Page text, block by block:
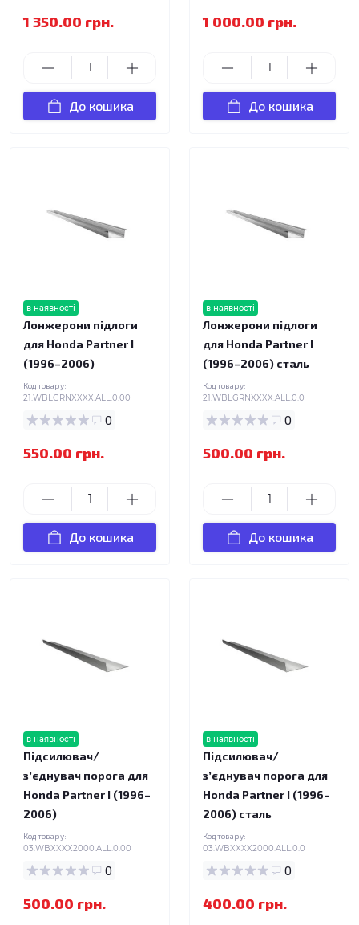
1 350.00 грн.
До кошика
1 000.00 грн.
До кошика
в наявності
Лонжерони підлоги
для Honda Partner I
(1996–2006)
Код товару:
21.WBLGRNXXXX.ALL.0.00
0
550.00 грн.
До кошика
в наявності
Лонжерони підлоги
для Honda Partner I
(1996–2006) сталь
Код товару:
21.WBLGRNXXXX.ALL.0.0
0
500.00 грн.
До кошика
в наявності
Підсилювач/
зʼєднувач порога для
Honda Partner I (1996–
2006)
Код товару:
03.WBXXXX2000.ALL.0.00
0
500.00 грн.
в наявності
Підсилювач/
зʼєднувач порога для
Honda Partner I (1996–
2006) сталь
Код товару:
03.WBXXXX2000.ALL.0.0
0
400.00 грн.